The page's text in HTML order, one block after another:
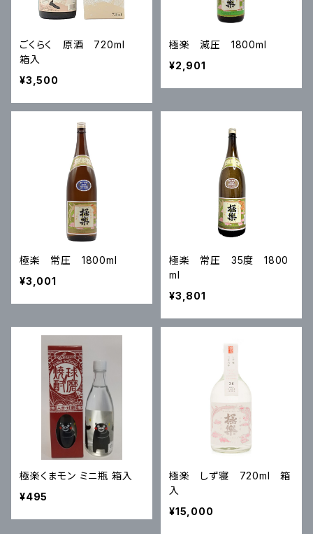
ごくらく 原酒 720ml
箱入
¥3,500
極楽 減圧 1800ml
¥2,901
極楽 常圧 1800ml
¥3,001
極楽 常圧 35度 1800
ml
¥3,801
極楽くまモン ミニ瓶 箱入
¥495
極楽 しず寝 720ml 箱
入
¥15,000